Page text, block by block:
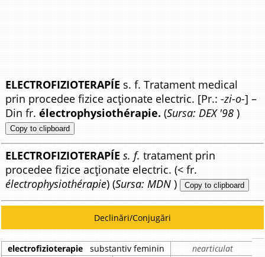
ELECTROFIZIOTERAPÍE s. f. Tratament medical
prin procedee fizice acționate electric. [Pr.:-zi-o-] –
Din fr.électrophysiothérapie. (Sursa: DEX '98 )
Copy to clipboard
ELECTROFIZIOTERAPÍE s. f. tratament prin
procedee fizice acționate electric. (< fr.
électrophysiothérapie) (Sursa: MDN ) Copy to clipboard
Declinări/Conjugări
electrofizioterapie substantiv feminin
nearticulat